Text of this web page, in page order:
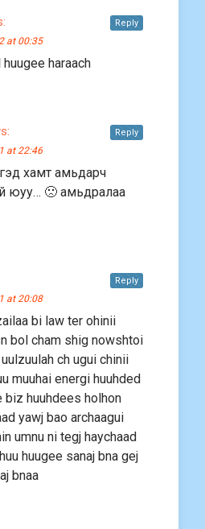
at 00:35
haraach
Reply
at 22:46
хамт амьдарч
юуу… 🙁 амьдралаа
Reply
at 20:08
bi law ter ohinii
bol cham shig nowshtoi
ch ugui chinii
muuhai energi huuhded
biz huuhdees holhon
yawj bao archaagui
umnu ni tegj haychaad
huugee sanaj bna gej
bnaa
Reply